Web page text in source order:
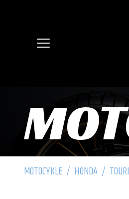
MOTOCYKLE / HONDA /